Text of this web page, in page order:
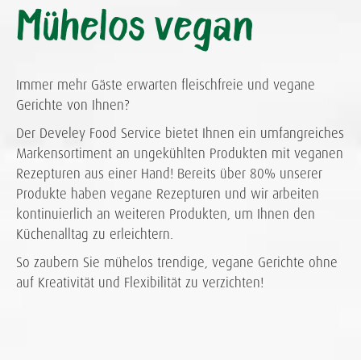
Mühelos vegan
Immer mehr Gäste erwarten fleischfreie und vegane
Gerichte von Ihnen?
Der Develey Food Service bietet Ihnen ein umfangreiches
Markensortiment an ungekühlten Produkten mit veganen
Rezepturen aus einer Hand! Bereits über 80% unserer
Produkte haben vegane Rezepturen und wir arbeiten
kontinuierlich an weiteren Produkten, um Ihnen den
Küchenalltag zu erleichtern.
So zaubern Sie mühelos trendige, vegane Gerichte ohne
auf Kreativität und Flexibilität zu verzichten!